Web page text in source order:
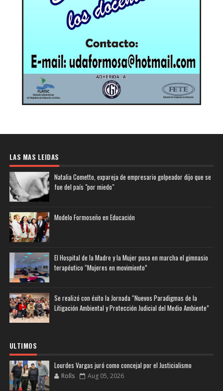
LAS MAS LEIDAS
Natalia Cometto, expareja de empresario golpeador dijo que se
fue del país "por miedo"
Modelo Formoseño en Educación
El Hospital de la Madre y la Mujer puso en marcha el gimnasio
terapéutico “Mujeres en movimiento”
Se realizó con éxito la Jornada “Nuevos Paradigmas de la
Litigación Ambiental y Protección Judicial del Medio Ambiente”
ULTIMOS
Lourdes Vargas juró como concejal por el Justicialismo
Rolls Aug 05, 2026